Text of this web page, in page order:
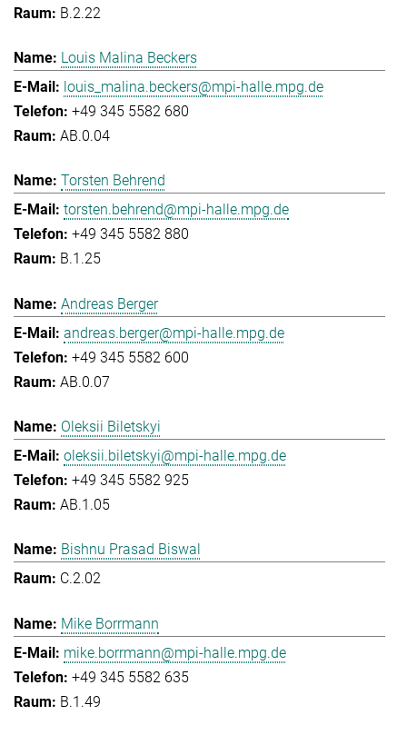
B.2.22
Louis Malina Beckers
louis_malina.beckers@mpi-halle.mpg.de
+49 345 5582 680
AB.0.04
Torsten Behrend
torsten.behrend@mpi-halle.mpg.de
+49 345 5582 880
B.1.25
Andreas Berger
andreas.berger@mpi-halle.mpg.de
+49 345 5582 600
AB.0.07
Oleksii Biletskyi
oleksii.biletskyi@mpi-halle.mpg.de
+49 345 5582 925
AB.1.05
Bishnu Prasad Biswal
C.2.02
Mike Borrmann
mike.borrmann@mpi-halle.mpg.de
+49 345 5582 635
B.1.49